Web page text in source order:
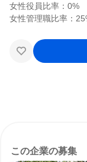
女性役員比率：0%
この企業の募集